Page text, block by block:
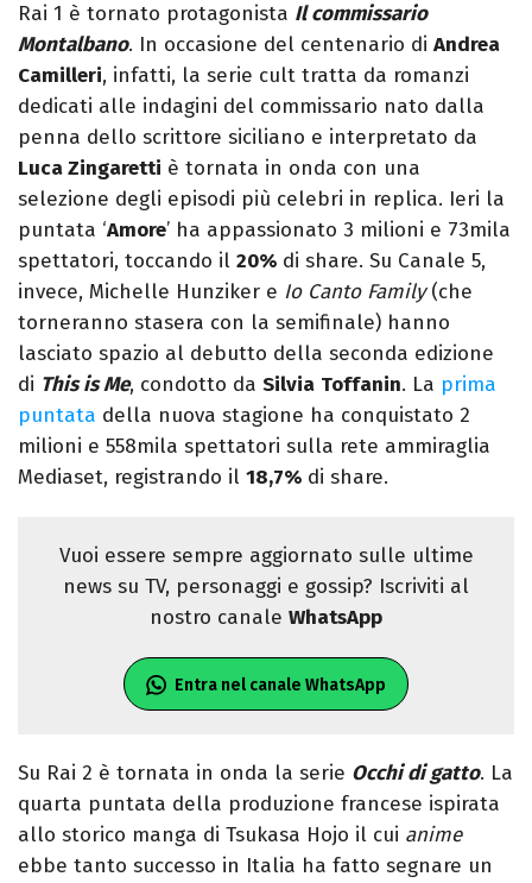
Rai 1 è tornato protagonista Il commissario
Montalbano. In occasione del centenario di Andrea
Camilleri, infatti, la serie cult tratta da romanzi
dedicati alle indagini del commissario nato dalla
penna dello scrittore siciliano e interpretato da
Luca Zingaretti è tornata in onda con una
selezione degli episodi più celebri in replica. Ieri la
puntata ‘Amore’ ha appassionato 3 milioni e 73mila
spettatori, toccando il 20% di share. Su Canale 5,
invece, Michelle Hunziker e Io Canto Family(che
torneranno stasera con la semifinale) hanno
lasciato spazio al debutto della seconda edizione
di This is Me, condotto da Silvia Toffanin. La prima
puntata della nuova stagione ha conquistato 2
milioni e 558mila spettatori sulla rete ammiraglia
Mediaset, registrando il 18,7% di share.
Vuoi essere sempre aggiornato sulle ultime
news su TV, personaggi e gossip? Iscriviti al
nostro canale WhatsApp
Entra nel canale WhatsApp
Su Rai 2 è tornata in onda la serie Occhi di gatto. La
quarta puntata della produzione francese ispirata
allo storico manga di Tsukasa Hojo il cui anime
ebbe tanto successo in Italia ha fatto segnare un